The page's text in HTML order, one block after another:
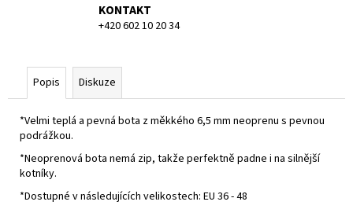
KONTAKT
+420 602 10 20 34
Popis Diskuze
*Velmi teplá a pevná bota z měkkého 6,5 mm neoprenu s pevnou
podrážkou.
*Neoprenová bota nemá zip, takže perfektně padne i na silnější
kotníky.
*Dostupné v následujících velikostech: EU 36 - 48